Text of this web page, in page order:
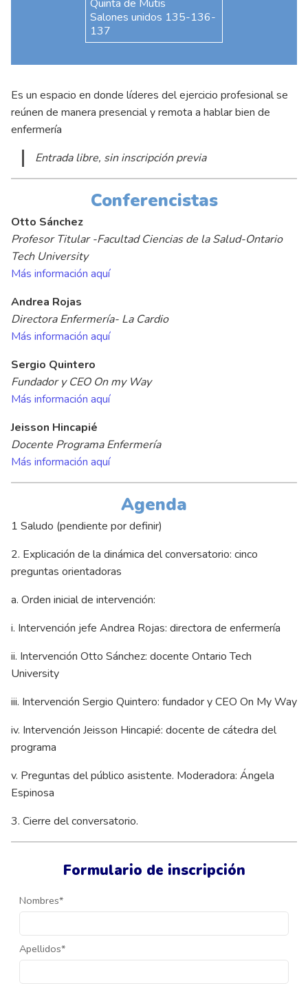
Formulario de inscripción
Nombres*
Apellidos*
Quinta de Mutis
Salones unidos 135-136-
137
Es un espacio en donde líderes del ejercicio profesional se
reúnen de manera presencial y remota a hablar bien de
enfermería
Entrada libre, sin inscripción previa
Conferencistas
Otto Sánchez
Profesor Titular -Facultad Ciencias de la Salud-Ontario
Tech University
Más información aquí
Andrea Rojas
Directora Enfermería- La Cardio
Más información aquí
Sergio Quintero
Fundador y CEO On my Way
Más información aquí
Jeisson Hincapié
Docente Programa Enfermería
Más información aquí
Agenda
1 Saludo (pendiente por definir)
2. Explicación de la dinámica del conversatorio: cinco
preguntas orientadoras
a. Orden inicial de intervención:
i. Intervención jefe Andrea Rojas: directora de enfermería
ii. Intervención Otto Sánchez: docente Ontario Tech
University
iii. Intervención Sergio Quintero: fundador y CEO On My Way
iv. Intervención Jeisson Hincapié: docente de cátedra del
programa
v. Preguntas del público asistente. Moderadora: Ángela
Espinosa
3. Cierre del conversatorio.